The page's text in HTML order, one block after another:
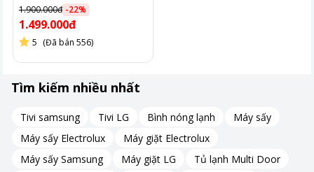
1.900.000đ -22%
1.499.000đ
5 (Đã bán 556)
Tìm kiếm nhiều nhất
Tivi samsung Tivi LG Bình nóng lạnh
Máy sấy
Máy sấy Electrolux
Máy giặt Electrolux
Máy sấy Samsung
Máy giặt LG
Tủ lạnh Multi Door